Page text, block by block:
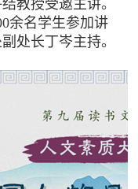
教授受邀主讲。
余名学生参加讲
处长丁岑主持。